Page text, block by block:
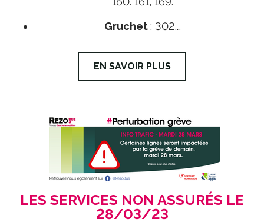
Gruchet: 302,…
EN SAVOIR PLUS
LES SERVICES NON ASSURÉS LE
28/03/23